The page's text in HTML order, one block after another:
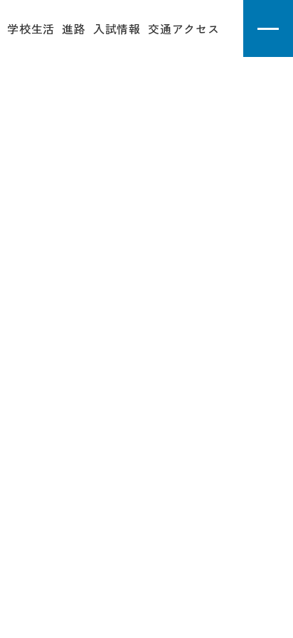
学校生活 進路 入試情報 交通アクセス